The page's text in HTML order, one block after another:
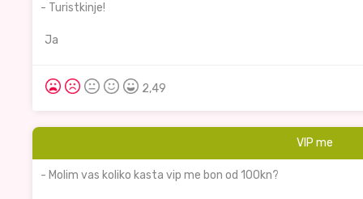
- Turistkinje!
Ja
2,49
VIP me
- Molim vas koliko kasta vip me bon od 100kn?